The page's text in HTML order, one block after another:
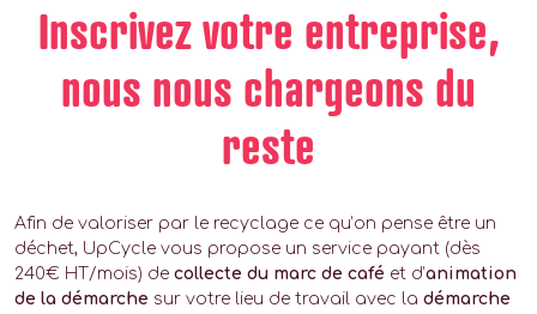
Inscrivez votre entreprise,
nous nous chargeons du
reste
Afin de valoriser par le recyclage ce qu’on pense être un
déchet, UpCycle vous propose un service payant (dès
240€ HT/mois) de collecte du marc de café et d’animation
de la démarche sur votre lieu de travail avec la démarche